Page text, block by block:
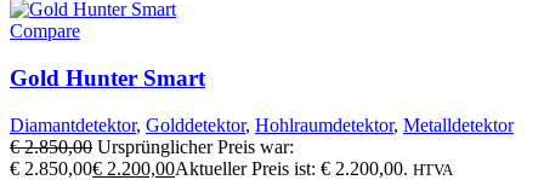
Compare
Gold Hunter Smart
Diamantdetektor, Golddetektor, Hohlraumdetektor, Metalldetektor
€2.850,00 Ursprünglicher Preis war:
€ 2.850,00€ 2.200,00Aktueller Preis ist: € 2.200,00. HTVA